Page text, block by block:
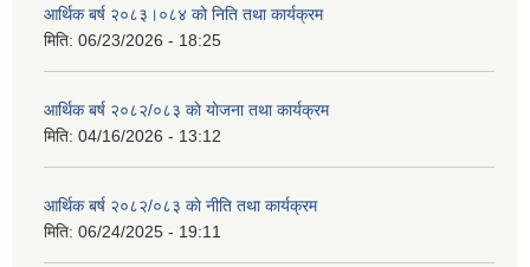
आर्थिक बर्ष २०८३।०८४ को निति तथा कार्यक्रम
मिति: 06/23/2026 - 18:25
आर्थिक बर्ष २०८२/०८३ काे याेजना तथा कार्यक्रम
मिति: 04/16/2026 - 13:12
आर्थिक बर्ष २०८२/०८३ काे नीति तथा कार्यक्रम
मिति: 06/24/2025 - 19:11